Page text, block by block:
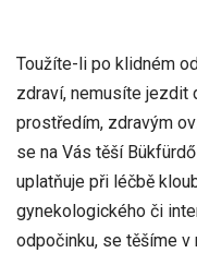
Toužíte-li po klidném
zdraví, nemusíte jezdit
prostředím, zdravým
se na Vás těší
uplatňuje při léčbě
gynekologického či
odpočinku, se těšíme